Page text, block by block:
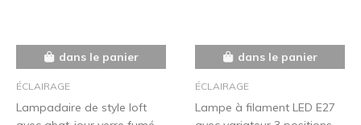
dans le panier
ÉCLAIRAGE
Lampadaire de style loft
dans le panier
ÉCLAIRAGE
Lampe à filament LED E27